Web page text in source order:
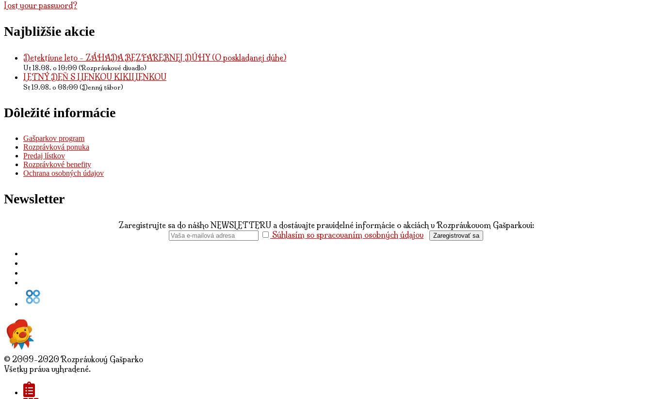
Lost your password?
Najbližšie akcie
Detektívne leto - ZÁHADA BEZFAREBNEJ DÚHY (O poskladanej dúhe)
Ut 18.08. o 10:00 (Rozprávkové divadlo)
LETNÝ DEŇ S LIENKOU KIKILIENKOU
St 19.08. o 08:00 (Denný tábor)
Dôležité informácie
Gašparkov program
Rozprávková ponuka
Predaj lístkov
Rozprávkové benefity
Ochrana osobných údajov
Newsletter
Zaregistrujte sa do nášho NEWSLETTERU a dostávajte pravidelné informácie o akciách v Rozprávkovom Gašparkovi:
Súhlasím so spracovaním osobných údajov
Zaregistrovať sa
© 2009-2020 Rozprávkový Gašparko
Všetky práva vyhradené.